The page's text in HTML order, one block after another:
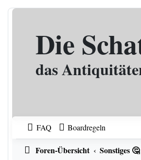
Zum Inhalt
Die
das
FAQ Boardregeln
Foren-Übersicht Sonstiges 🤔